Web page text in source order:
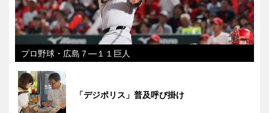
プロ野球・広島７―１１巨人
「デジポリス」普及呼び掛け